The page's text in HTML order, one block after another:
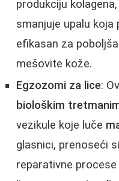
produkciju
smanjuje upalu
efikasan za
mešovite kože.
Egzozomi za lice:
biološkim
vezikule koje luče
glasnici, prenoseći
reparativne procese